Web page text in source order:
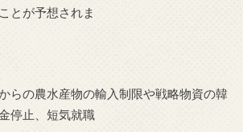
とが予想されま
らの農水産物の輸入制限や戦略物資の韓
停止、短気就職